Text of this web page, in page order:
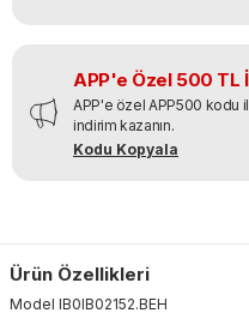
APP'e Özel 500 TL
APP'e özel APP500 kodu
indirim kazanın.
Kodu Kopyala
Ürün Özellikleri
Model IB0IB02152.BEH